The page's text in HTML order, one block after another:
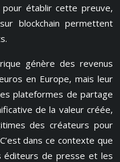
établir cette preuve,
sur blockchain permettent
génère des revenus
en Europe, mais leur
plateformes de partage
de la valeur créée,
des créateurs pour
dans ce contexte que
éditeurs de presse et les